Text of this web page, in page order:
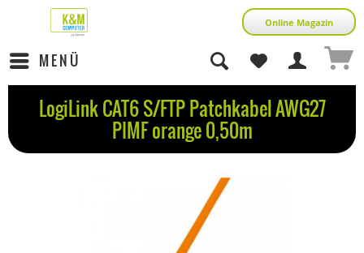
Online Magazin
MENÜ
LogiLink CAT6 S/FTP Patchkabel AWG27
PIMF orange 0,50m